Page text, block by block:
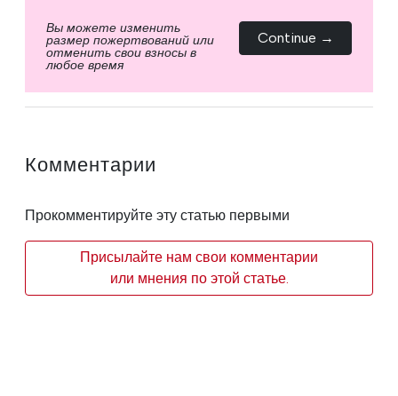
Вы можете изменить
размер пожертвований или
отменить свои взносы в
любое время
Continue →
Комментарии
Прокомментируйте эту статью первыми
Присылайте нам свои комментарии
или мнения по этой статье.